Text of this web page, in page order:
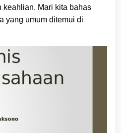
keahlian. Mari kita bahas
yang umum ditemui di